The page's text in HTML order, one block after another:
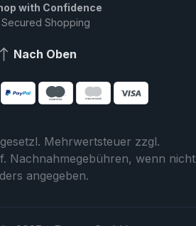
with Confidence
Shopping
Nach Oben
Mehrwertsteuer zzgl.
Nachnahmegebühren, wenn nicht
angegeben.